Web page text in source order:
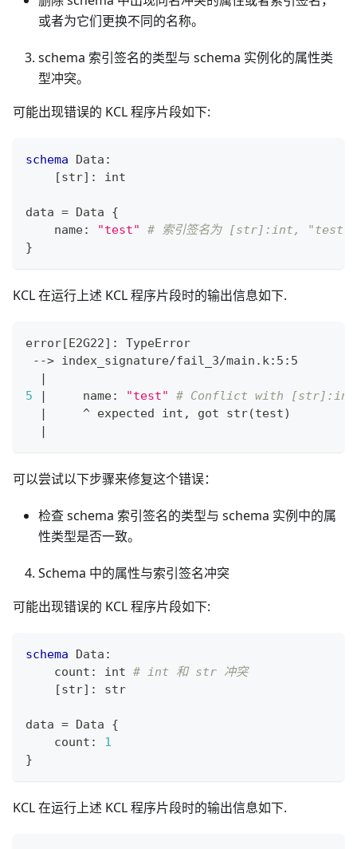
或者为它们更换不同的名称。
schema 索引签名的类型与 schema 实例化的属性类
型冲突。
可能出现错误的 KCL 程序片段如下:
schema Data :
[str] : int
data = Data {
    name
: "test"
# 索引签名为 [str]:int, "test"
}
KCL 在运行上述 KCL 程序片段时的输出信息如下.
error[E2G22] : TypeError
--> index_signature/fail_3/main.k:5:5
|
5
|
     name:
"test"
# Conflict with
|
     ^ expected int, got str
(test)
|
可以尝试以下步骤来修复这个错误：
检查 schema 索引签名的类型与 schema 实例中的属
性类型是否一致。
Schema 中的属性与索引签名冲突
可能出现错误的 KCL 程序片段如下:
schema Data :
    count
: int # int 和 str 冲突
[str] : str
data = Data {
    count
:
1
}
KCL 在运行上述 KCL 程序片段时的输出信息如下.